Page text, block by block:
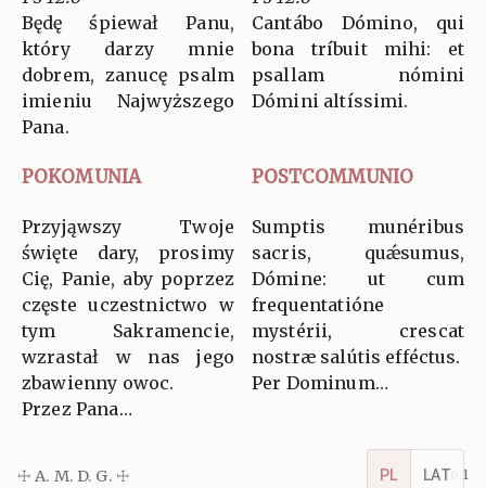
Będę śpiewał Panu,
który darzy mnie
dobrem, zanucę psalm
imieniu Najwyższego
Pana.
Cantábo Dómino, qui
bona tríbuit mihi: et
psallam nómini
Dómini altíssimi.
POKOMUNIA POSTCOMMUNIO
Przyjąwszy Twoje
święte dary, prosimy
Cię, Panie, aby poprzez
częste uczestnictwo w
tym Sakramencie,
wzrastał w nas jego
zbawienny owoc.
Przez Pana…
Sumptis munéribus
sacris, quǽsumus,
Dómine: ut cum
frequentatióne
mystérii, crescat
nostræ salútis efféctus.
Per Dominum…
PL LAT
☩ A. M. D. G. ☩ v5.16.1